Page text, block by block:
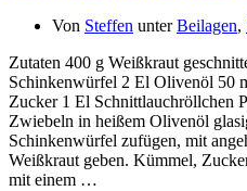
Von Steffen unterBeilagen,
Zutaten 400 g Weißkraut
Schinkenwürfel 2 El Olivenöl 50
Zucker 1 El Schnittlauchröllchen
Zwiebeln in heißem Olivenöl
Schinkenwürfel zufügen, mit
Weißkraut geben. Kümmel,
mit einem …